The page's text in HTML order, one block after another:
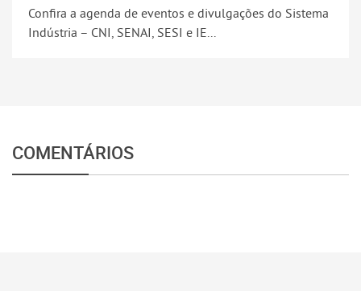
Confira a agenda de eventos e divulgações do Sistema
Indústria – CNI, SENAI, SESI e IE...
COMENTÁRIOS